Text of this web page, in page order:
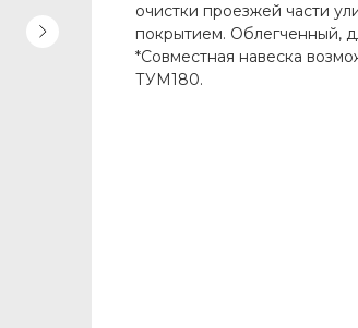
очистки проезжей части
покрытием. Облегченный,
*Совместная навеска
ТУМ180.